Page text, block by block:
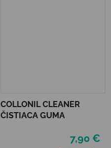
COLLONIL CLEANER
ČISTIACA GUMA
7,90 €